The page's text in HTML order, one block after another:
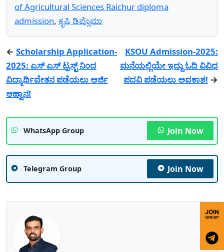
of Agricultural Sciences Raichur diploma
admission, ಕೃಷಿ ಡಿಪ್ಲೊಮಾ
← Scholarship Application-
2025: ಎಸ್ ಎಸ್ ಟ್ರಸ್ಟ್ ನಿಂದ
ವಿದ್ಯಾರ್ಥಿವೇತನ ಪಡೆಯಲು ಅರ್ಜಿ
ಆಹ್ವಾನ!
KSOU Admission-2025:
ಮನೆಯಲ್ಲಿಯೇ ಇದ್ದು ಓದಿ ವಿವಿಧ
ಪದವಿ ಪಡೆಯಲು ಅವಕಾಶ! →
WhatsApp Group Join Now
Telegram Group Join Now